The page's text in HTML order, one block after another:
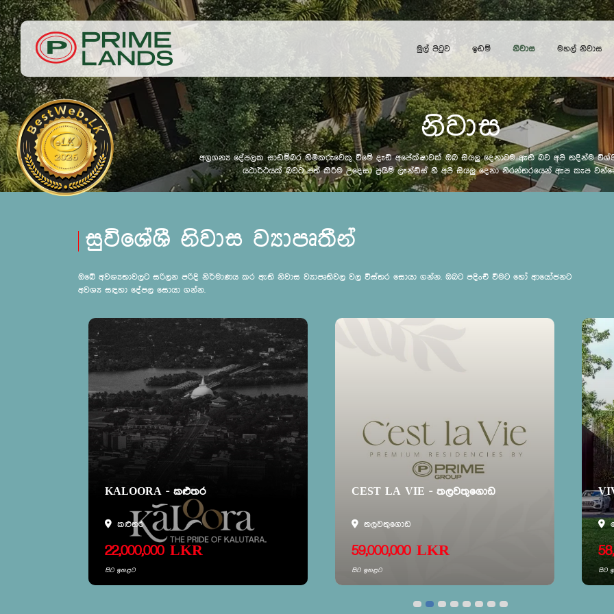
මුල් පිටුව ඉඩම් නිවාස මහල් නිවාස
නිවාස
අග්‍රගන්‍ය දේපලක සාඩම්බර හිමිකරුවෙකු වීමේ දැඩි අපේක්ෂාවක් ඔබ සියලු දෙනාටම ඇති බව අපි තදින්ම
යථාර්ථයක් බවට පත් කිරීම උදෙසා ප්‍රයිම් ලෑන්ඩ්ස් හී අපි සියලු දෙනා නිරන්තරයෙන් ඇප කැප
සුවිශේශී නිවාස ව්‍යාපෘතීන්
ඔබේ අවශ්‍යතාවලට සරිලන පරිදි නිර්මාණය කර ඇති නිවාස ව්‍යාපෘතිවල වල විස්තර සොයා ගන්න. ඔබට පදිංචි වීමට හෝ ආයෝජනට
අවශ්‍ය සඳහා දේපල සොයා ගන්න.
KALOORA - කළුතර
කළුතර
22,000,000 LKR
සිට ඉහළට
CEST LA VIE - තලවතුගොඩ
තලවතුගොඩ
59,000,000 LKR
සිට ඉහළට සිට ඉහළට